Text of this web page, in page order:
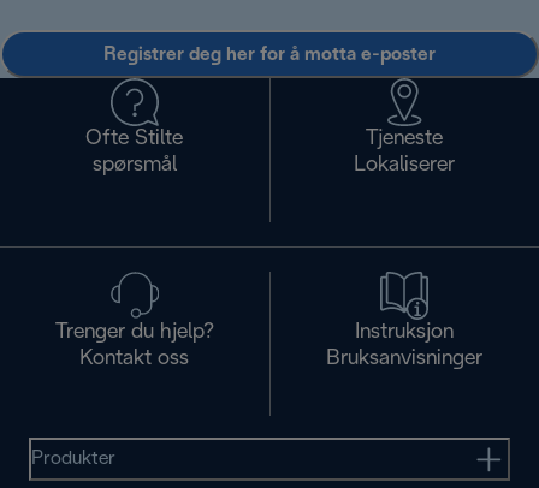
Registrer deg her for å motta e-poster
Ofte Stilte
spørsmål
Tjeneste
Lokaliserer
Trenger du hjelp?
Kontakt oss
Instruksjon
Bruksanvisninger
Produkter